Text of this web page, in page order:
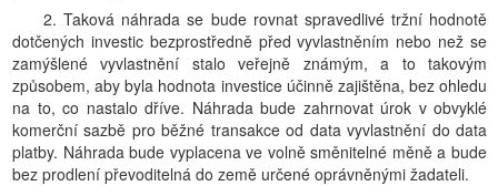
2. Taková náhrada se bude rovnat spravedlivé tržní hodnotě
dotčených investic bezprostředně před vyvlastněním nebo než se
zamýšlené vyvlastnění stalo veřejně známým, a to takovým
způsobem, aby byla hodnota investice účinně zajištěna, bez ohledu
na to, co nastalo dříve. Náhrada bude zahrnovat úrok v obvyklé
komerční sazbě pro běžné transakce od data vyvlastnění do data
platby. Náhrada bude vyplacena ve volně směnitelné měně a bude
bez prodlení převoditelná do země určené oprávněnými žadateli.